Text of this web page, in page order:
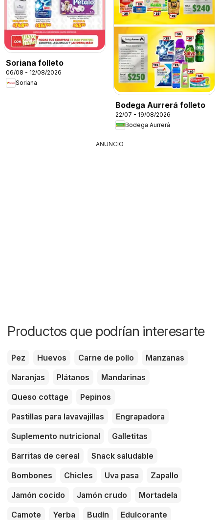
Soriana folleto
06/08 - 12/08/2026
Soriana
Bodega Aurrerá folleto
22/07 - 19/08/2026
Bodega Aurrerá
ANUNCIO
Productos que podrían interesarte
Pez Huevos Carne de pollo
Manzanas
Naranjas
Plátanos
Mandarinas
Queso cottage
Pepinos
Pastillas para lavavajillas
Engrapadora
Suplemento nutricional
Galletitas
Barritas de cereal
Snack saludable
Bombones
Chicles Uva pasa
Zapallo
Jamón cocido
Jamón crudo
Mortadela
Camote
Yerba Budín
Edulcorante